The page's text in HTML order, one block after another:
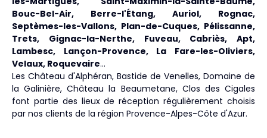
Bouc-Bel-Air, Berre-l'Étang, Auriol, Rognac,
Septèmes-les-Vallons, Plan-de-Cuques, Pélissanne,
Trets, Gignac-la-Nerthe, Fuveau, Cabriès, Apt,
Lambesc, Lançon-Provence, La Fare-les-Oliviers,
Velaux, Roquevaire…
Les Château d'Alphéran, Bastide de Venelles, Domaine de
la Galinière, Château la Beaumetane, Clos des Cigales
font partie des lieux de réception régulièrement choisis
par nos clients de la région Provence-Alpes-Côte d'Azur.